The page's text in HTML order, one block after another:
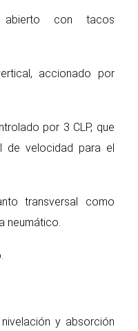
con tacos
accionado por
por 3 CLP, que
de velocidad para el
transversal como
neumático.
y absorción